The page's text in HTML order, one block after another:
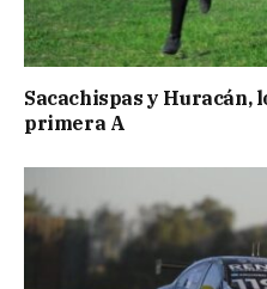
Sacachispas y Huracán,
primera A